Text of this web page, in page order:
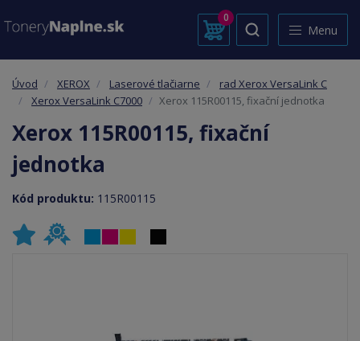
0
Menu
Úvod XEROX Laserové tlačiarne
rad Xerox VersaLink C
Xerox VersaLink C7000
Xerox 115R00115, fixační jednotka
Xerox 115R00115, fixační
jednotka
Kód produktu: 115R00115